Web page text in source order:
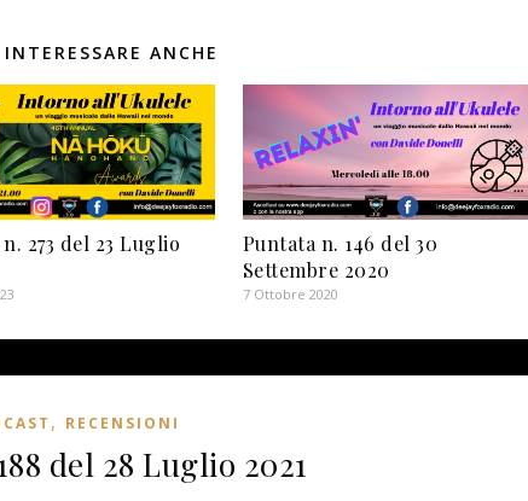
ANCHE
273 del 23 Luglio
Puntata n. 146 del 30
Settembre 2020
7 Ottobre 2020
, RECENSIONI
del 28 Luglio 2021